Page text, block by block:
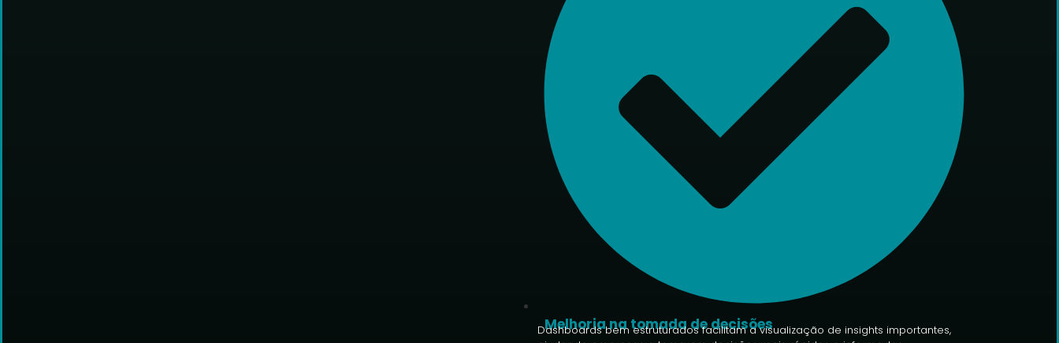
Melhoria na tomada de decisões
Dashboards bem estruturados facilitam a visualização de insights importantes,